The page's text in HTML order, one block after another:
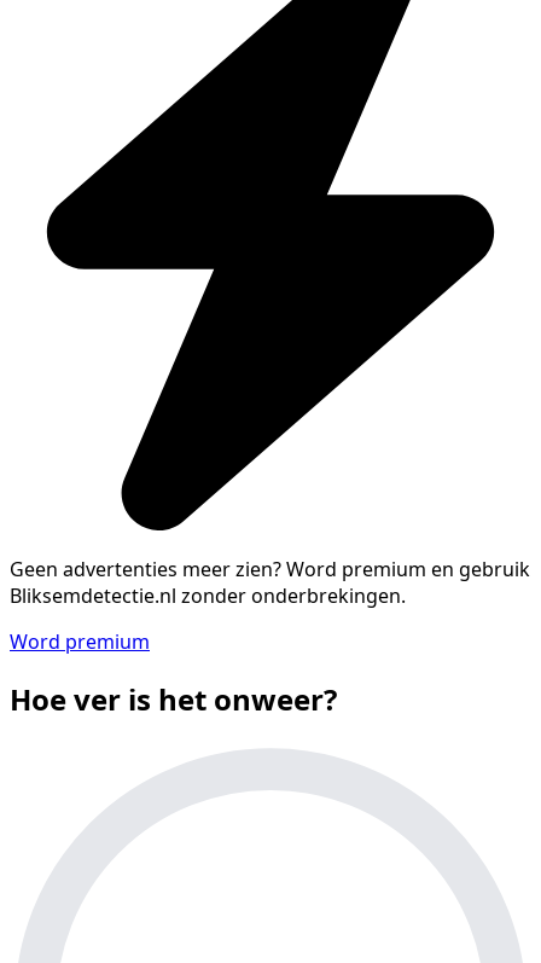
Geen advertenties meer zien?Word premium en gebruik
Bliksemdetectie.nl zonder onderbrekingen.
Word premium
Hoe ver is het onweer?